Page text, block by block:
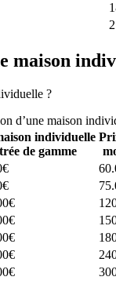
maison
?
d’une maison
individuelle
de gamme